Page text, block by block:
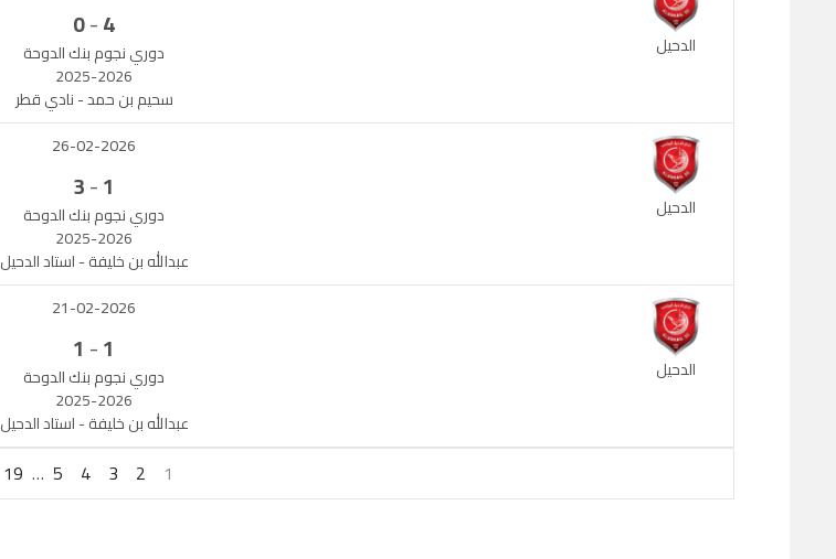
الدحيل
4
-
0
دوري نجوم بنك الدوحة
2025-2026
سحيم بن حمد - نادي قطر
الدحيل
26-02-2026
1
-
3
دوري نجوم بنك الدوحة
2025-2026
عبدالله بن خليفة - استاد الدحيل
الدحيل
21-02-2026
1
-
1
دوري نجوم بنك الدوحة
2025-2026
عبدالله بن خليفة - استاد الدحيل
1
2
3
4
5
…
19